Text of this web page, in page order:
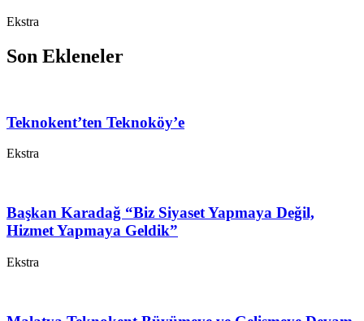
Ekstra
Son Ekleneler
Teknokent’ten Teknoköy’e
Ekstra
Başkan Karadağ “Biz Siyaset Yapmaya Değil,
Hizmet Yapmaya Geldik”
Ekstra